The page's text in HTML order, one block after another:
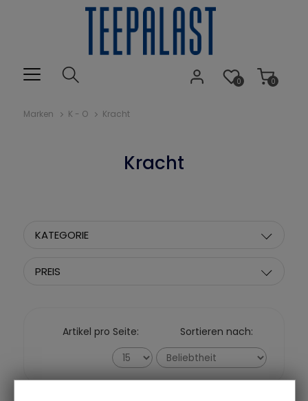
0
0
Marken K - O Kracht
Kracht
KATEGORIE
PREIS
Sortieren nach:
Artikel pro Seite: